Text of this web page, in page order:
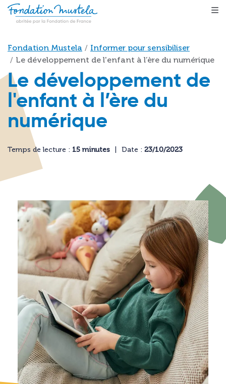
Aller au contenu principal
Fil d'Ariane
Fondation Mustela
Informer pour sensibiliser
Le développement de l'enfant à l’ère du numérique
Le développement de
l'enfant à l’ère du
numérique
Temps de lecture : 15 minutes Date : 23/10/2023
Image